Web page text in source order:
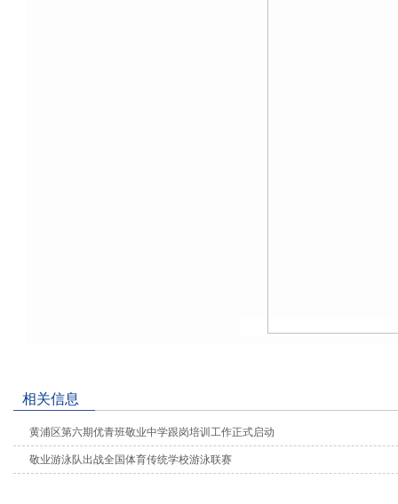
相关信息
黄浦区第六期优青班敬业中学跟岗培训工作正式启动
敬业游泳队出战全国体育传统学校游泳联赛